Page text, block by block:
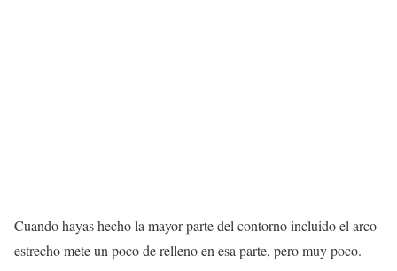
Cuando hayas hecho la mayor parte del contorno incluido el arco
estrecho mete un poco de relleno en esa parte, pero muy poco.